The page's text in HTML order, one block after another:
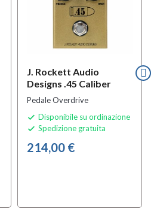
J. Rockett Audio
Designs .45 Caliber
Pedale Overdrive
 Disponibile su ordinazione
 Spedizione gratuita
214,00 €